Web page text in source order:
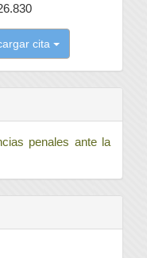
cita
penales ante la